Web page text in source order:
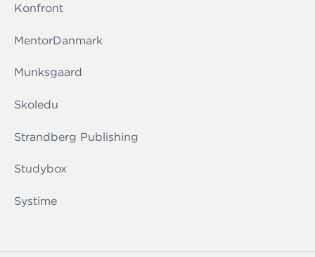
Konfront
MentorDanmark
Munksgaard
Skoledu
Strandberg Publishing
Studybox
Systime